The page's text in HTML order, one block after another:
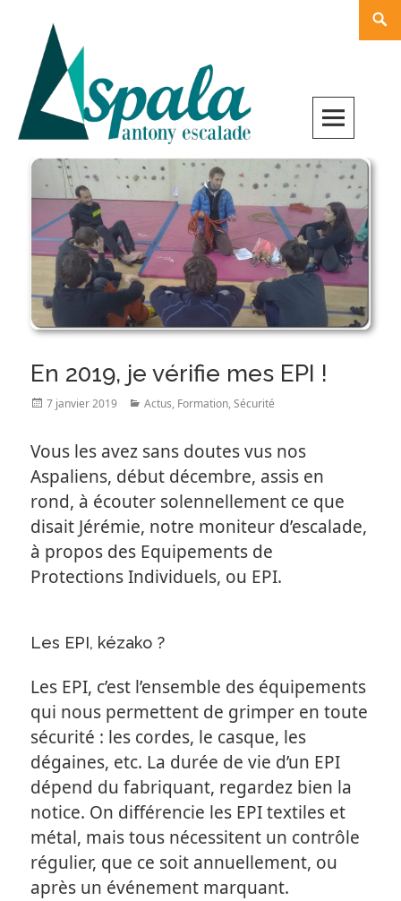
content
En 2019, je vérifie mes EPI !
Posted
7 janvier 2019 Categories
Actus, Formation,Sécurité
Vous les avez sans doutes vus nos
Aspaliens, début décembre, assis en
rond, à écouter solennellement ce que
disait Jérémie, notre moniteur d’escalade,
à propos des Equipements de
Protections Individuels, ou EPI.
Les EPI, kézako ?
Les EPI, c’est l’ensemble des équipements
qui nous permettent de grimper en toute
sécurité : les cordes, le casque, les
dégaines, etc. La durée de vie d’un EPI
dépend du fabriquant, regardez bien la
notice. On différencie les EPI textiles et
métal, mais tous nécessitent un contrôle
régulier, que ce soit annuellement, ou
après un événement marquant.